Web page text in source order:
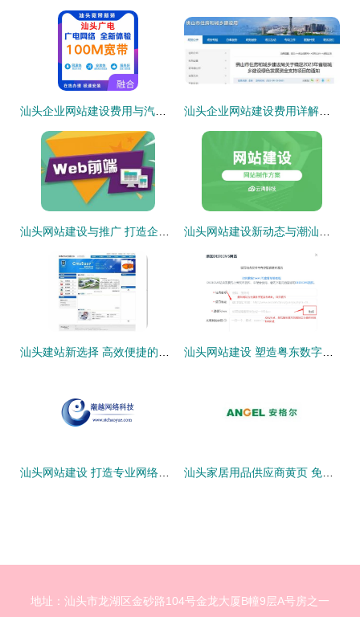
地址：汕头市龙湖区金砂路104号金龙大厦B幢9层A号房之一